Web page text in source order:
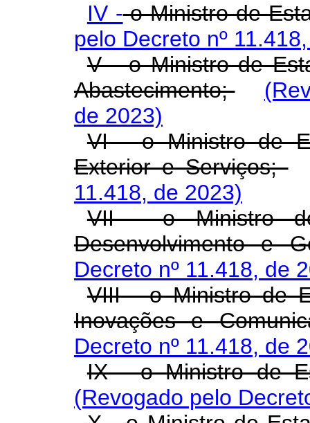
IV -o Ministro de
pelo Decreto nº
V - o Ministro de
Abastecimento;
de 2023)
VI - o Ministro de
Exterior e Serviços;
11.418, de 2023)
VII - o Ministro
Desenvolvimento e
Decreto nº 11.418, de
VIII - o Ministro de
Inovações e
Decreto nº 11.418, de
IX - o Ministro de
(Revogado pelo